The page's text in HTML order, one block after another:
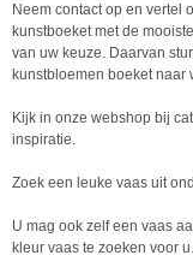
Neem contact op en vertel
kunstboeket met de
van uw keuze. Daarvan
kunstbloemen boeket naar
Kijk in onze webshop bij
inspiratie.
Zoek een leuke vaas uit
U mag ook zelf een vaas
kleur vaas te zoeken voor u.